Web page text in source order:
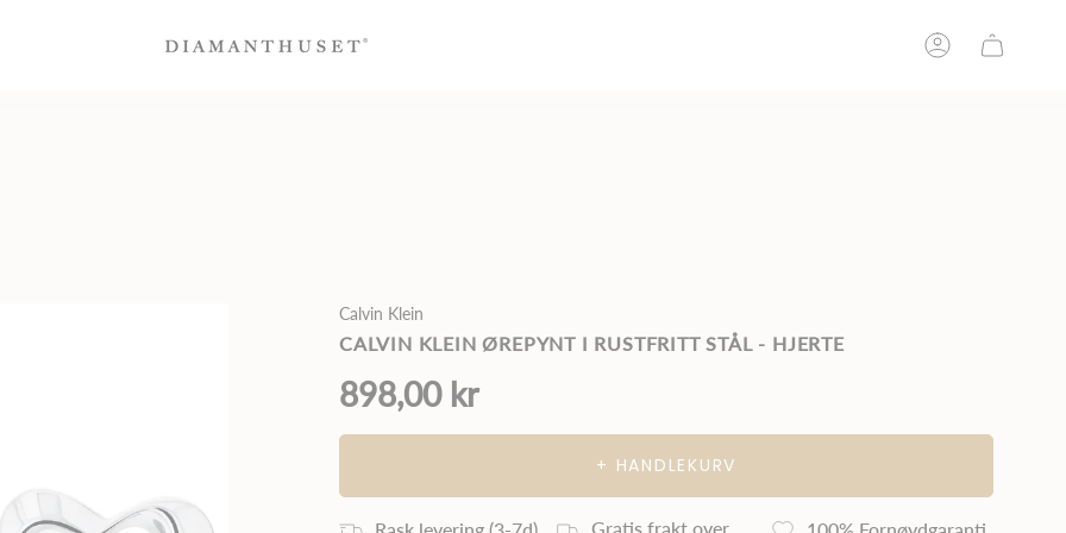
BRUKER
Calvin Klein
CALVIN KLEIN ØREPYNT I RUSTFRITT STÅL - HJERTE
898,00 kr
+ HANDLEKURV
Gratis frakt over